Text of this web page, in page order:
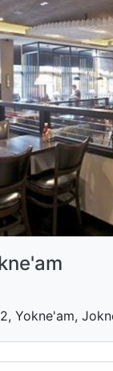
Yokne'am,